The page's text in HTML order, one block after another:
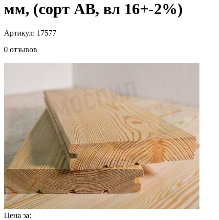
мм, (сорт AB, вл 16+-2%)
Артикул: 17577
0 отзывов
Цена за: